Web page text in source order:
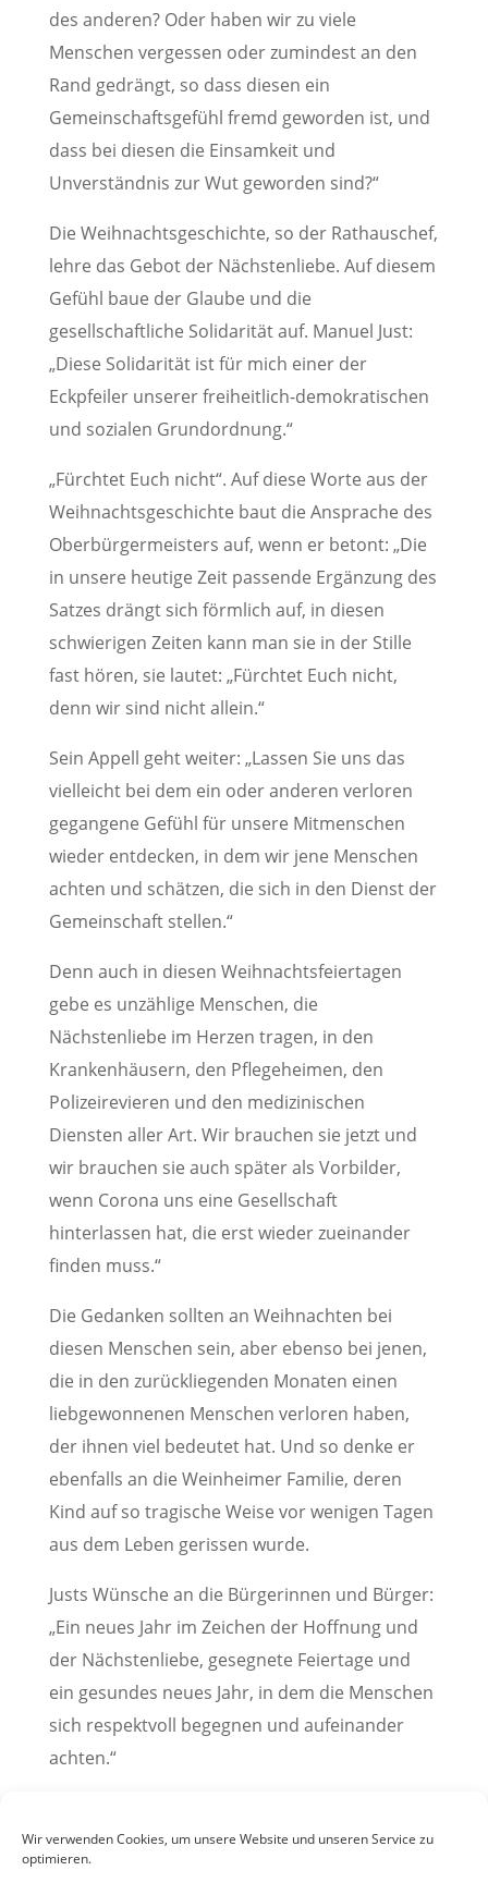
Wir verwenden Cookies, um unsere Website und unseren Service zu
optimieren.
des anderen? Oder haben wir zu viele
Menschen vergessen oder zumindest an den
Rand gedrängt, so dass diesen ein
Gemeinschaftsgefühl fremd geworden ist, und
dass bei diesen die Einsamkeit und
Unverständnis zur Wut geworden sind?“
Die Weihnachtsgeschichte, so der Rathauschef,
lehre das Gebot der Nächstenliebe. Auf diesem
Gefühl baue der Glaube und die
gesellschaftliche Solidarität auf. Manuel Just:
„Diese Solidarität ist für mich einer der
Eckpfeiler unserer freiheitlich-demokratischen
und sozialen Grundordnung.“
„Fürchtet Euch nicht“. Auf diese Worte aus der
Weihnachtsgeschichte baut die Ansprache des
Oberbürgermeisters auf, wenn er betont: „Die
in unsere heutige Zeit passende Ergänzung des
Satzes drängt sich förmlich auf, in diesen
schwierigen Zeiten kann man sie in der Stille
fast hören, sie lautet: „Fürchtet Euch nicht,
denn wir sind nicht allein.“
Sein Appell geht weiter: „Lassen Sie uns das
vielleicht bei dem ein oder anderen verloren
gegangene Gefühl für unsere Mitmenschen
wieder entdecken, in dem wir jene Menschen
achten und schätzen, die sich in den Dienst der
Gemeinschaft stellen.“
Denn auch in diesen Weihnachtsfeiertagen
gebe es unzählige Menschen, die
Nächstenliebe im Herzen tragen, in den
Krankenhäusern, den Pflegeheimen, den
Polizeirevieren und den medizinischen
Diensten aller Art. Wir brauchen sie jetzt und
wir brauchen sie auch später als Vorbilder,
wenn Corona uns eine Gesellschaft
hinterlassen hat, die erst wieder zueinander
finden muss.“
Die Gedanken sollten an Weihnachten bei
diesen Menschen sein, aber ebenso bei jenen,
die in den zurückliegenden Monaten einen
liebgewonnenen Menschen verloren haben,
der ihnen viel bedeutet hat. Und so denke er
ebenfalls an die Weinheimer Familie, deren
Kind auf so tragische Weise vor wenigen Tagen
aus dem Leben gerissen wurde.
Justs Wünsche an die Bürgerinnen und Bürger:
„Ein neues Jahr im Zeichen der Hoffnung und
der Nächstenliebe, gesegnete Feiertage und
ein gesundes neues Jahr, in dem die Menschen
sich respektvoll begegnen und aufeinander
achten.“
Dezember 2021)